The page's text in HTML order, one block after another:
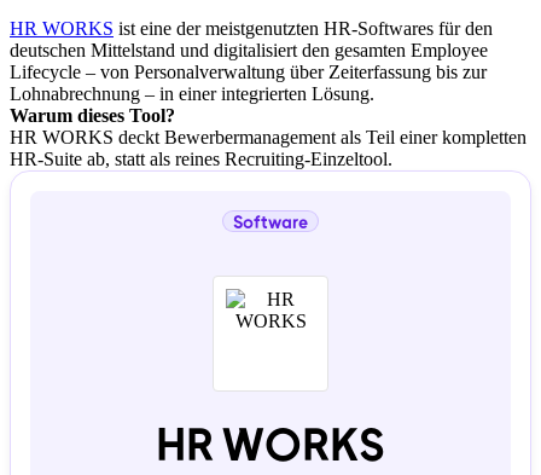
HR WORKS ist eine der meistgenutzten HR-Softwares für den
deutschen Mittelstand und digitalisiert den gesamten Employee
Lifecycle – von Personalverwaltung über Zeiterfassung bis zur
Lohnabrechnung – in einer integrierten Lösung.
Warum dieses Tool?
HR WORKS deckt Bewerbermanagement als Teil einer kompletten
HR-Suite ab, statt als reines Recruiting-Einzeltool.
Software
HR WORKS